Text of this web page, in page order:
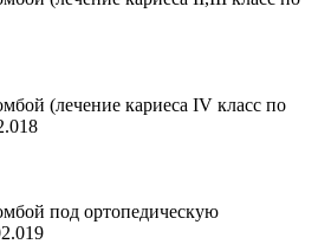
(лечение кариеса IV класс по
под ортопедическую